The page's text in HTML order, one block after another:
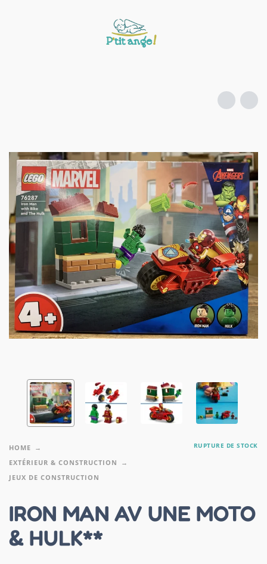
HOME
EXTÉRIEUR & CONSTRUCTION
JEUX DE CONSTRUCTION
RUPTURE DE STOCK
IRON MAN AV UNE MOTO
& HULK**